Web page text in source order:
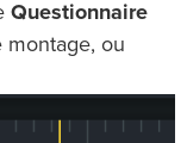
Questionnaire
montage, ou